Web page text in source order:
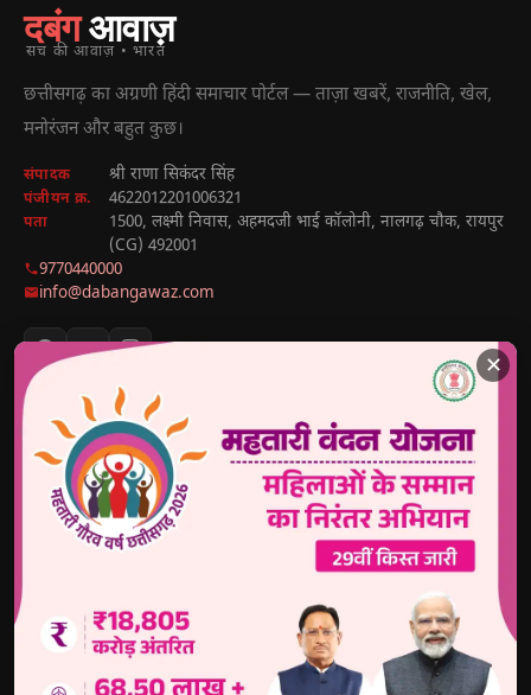
दबंगआवाज़
सच की आवाज़ • भारत
छत्तीसगढ़ का अग्रणी हिंदी समाचार पोर्टल — ताज़ा खबरें, राजनीति, खेल,
मनोरंजन और बहुत कुछ।
संपादक श्री राणा सिकंदर सिंह
पंजीयन क्र. 4622012201006321
पता
1500, लक्ष्मी निवास, अहमदजी भाई कॉलोनी, नालगढ़ चौक, रायपुर
(CG) 492001
9770440000
info@dabangawaz.com
मुख्य खबरें
छत्तीसगढ़
अंतराष्ट्रीय
शिक्षा
राज्य
उपयोगी लिंक
होम
हमारे बारे में
संपर्क करें
Disclaimer
Privacy Policy
Sitemap
News Sitemap
🔐 Reporter
Login
✕